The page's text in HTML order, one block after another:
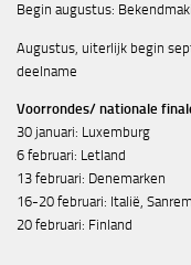
Begin augustus:
Augustus, uiterlijk begin
deelname
Voorrondes/ nationale
30 januari: Luxemburg
6 februari: Letland
13 februari: Denemarken
16-20 februari: Italië,
20 februari: Finland